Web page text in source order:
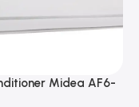
Midea AF6-